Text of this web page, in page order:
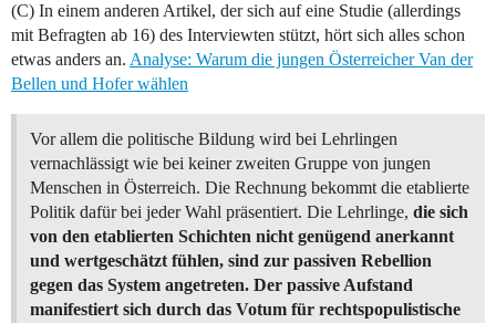
(C) In einem anderen Artikel, der sich auf eine Studie (allerdings
mit Befragten ab 16) des Interviewten stützt, hört sich alles schon
etwas anders an. Analyse: Warum die jungen Österreicher Van der
Bellen und Hofer wählen
Vor allem die politische Bildung wird bei Lehrlingen
vernachlässigt wie bei keiner zweiten Gruppe von jungen
Menschen in Österreich. Die Rechnung bekommt die etablierte
Politik dafür bei jeder Wahl präsentiert. Die Lehrlinge, die sich
von den etablierten Schichten nicht genügend anerkannt
und wertgeschätzt fühlen, sind zur passiven Rebellion
gegen das System angetreten. Der passive Aufstand
manifestiert sich durch das Votum für rechtspopulistische